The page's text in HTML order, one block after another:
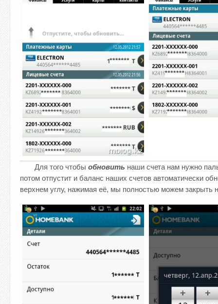
Для того чтобы обновить наши счета нам нужно
потом отпустит и баланс наших счетов автоматически
верхнем углу, нажимая её, мы полностью можем закрыть